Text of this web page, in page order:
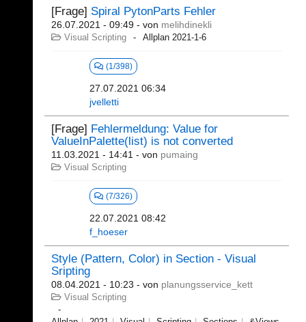
[Frage] Spiral PytonParts Fehler
26.07.2021 - 09:49 - von melihdinekli
Visual Scripting Allplan 2021-1-6
(1/398)
27.07.2021 06:34
jvelletti
[Frage] Fehlermeldung: Value for
ValueInPalette(list) is not converted
11.03.2021 - 14:41 - von pumaing
Visual Scripting
(7/326)
22.07.2021 08:42
f_hoeser
Style (Pattern, Color) in Section - Visual
Sripting
08.04.2021 - 10:23 - von planungsservice_kett
Visual Scripting